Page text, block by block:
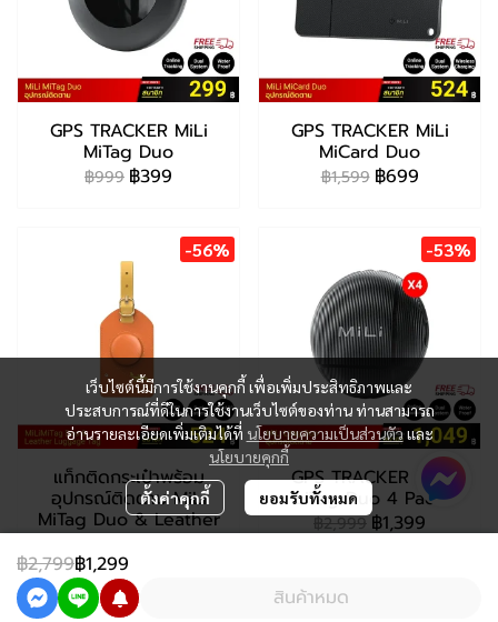
GPS TRACKER MiLi
MiTag Duo
฿999 ฿399
GPS TRACKER MiLi
MiCard Duo
฿1,599 ฿699
-56%
แท็กติดกระเป๋าพร้อม
อุปกรณ์ติดตาม MiLi
MiTag Duo & Leather
Luggage Tag
฿1,599
-53%
GPS TRACKER MiLi
LiTag Duo 4 Pack
฿2,999 ฿1,399
฿2,799฿1,299
สินค้าหมด
เว็บไซต์นี้มีการใช้งานคุกกี้ เพื่อเพิ่มประสิทธิภาพและ
ประสบการณ์ที่ดีในการใช้งานเว็บไซต์ของท่าน ท่านสามารถ
อ่านรายละเอียดเพิ่มเติมได้ที่ นโยบายความเป็นส่วนตัวและ
นโยบายคุกกี้
ตั้งค่าคุกกี้ ยอมรับทั้งหมด